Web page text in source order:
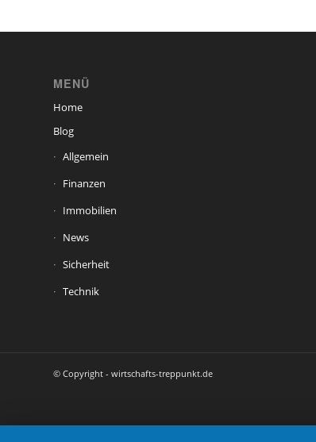
MENÜ
Home
Blog
Allgemein
Finanzen
Immobilien
News
Sicherheit
Technik
© Copyright - wirtschafts-treppunkt.de